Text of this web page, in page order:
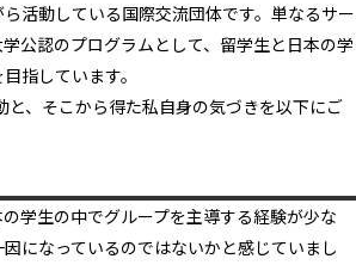
活動している国際交流団体です。単なるサー
公認のプログラムとして、留学生と日本の学
指しています。
と、そこから得た私自身の気づきを以下にご
学生の中でグループを主導する経験が少な
になっているのではないかと感じていまし